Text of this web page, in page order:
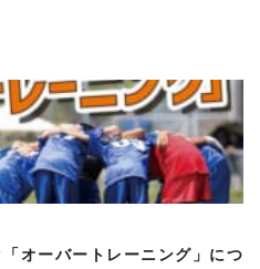
オーバートレーニング」につ